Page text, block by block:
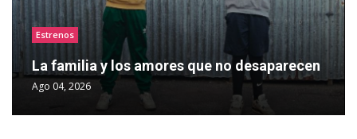
Estrenos
La familia y los amores que no desaparecen
Ago 04, 2026